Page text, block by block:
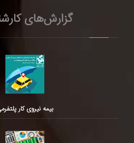
گزارش‌های
بیمه نیروی کار